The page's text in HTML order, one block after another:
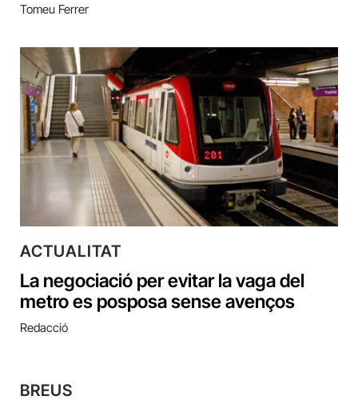
Tomeu Ferrer
ACTUALITAT
La negociació per evitar la vaga del
metro es posposa sense avenços
Redacció
BREUS